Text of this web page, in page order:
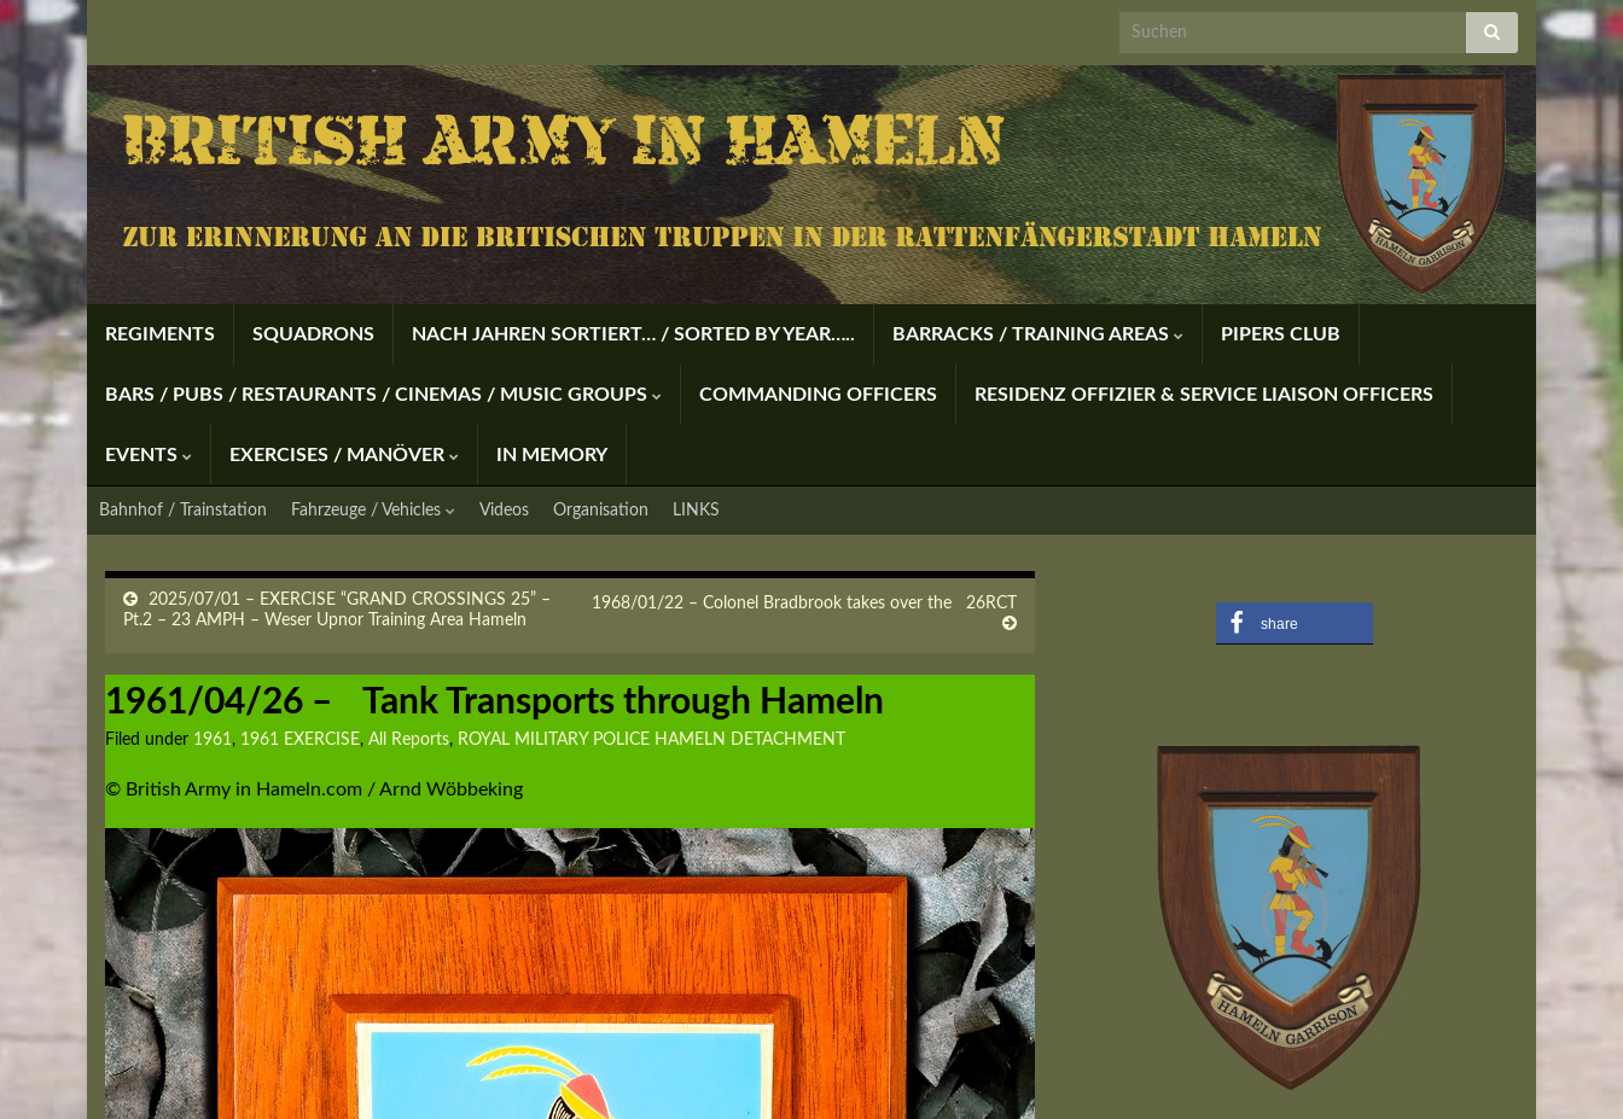
REGIMENTS SQUADRONS NACH JAHREN SORTIERT… / SORTED BY YEAR….. BARRACKS / TRAINING AREAS PIPERS CLUB
BARS / PUBS / RESTAURANTS / CINEMAS / MUSIC GROUPS COMMANDING OFFICERS RESIDENZ OFFIZIER & SERVICE LIAISON OFFICERS
EVENTS EXERCISES / MANÖVER IN MEMORY
Bahnhof / Trainstation Fahrzeuge / Vehicles Videos Organisation LINKS
2025/07/01 – EXERCISE “GRAND CROSSINGS 25” –
Pt.2 – 23 AMPH – Weser Upnor Training Area Hameln
1968/01/22 – Colonel Bradbrook takes over the 26RCT
1961/04/26 – Tank Transports through Hameln
Filed under 1961, 1961 EXERCISE, All Reports, ROYAL MILITARY POLICE HAMELN DETACHMENT
© British Army in Hameln.com / Arnd Wöbbeking
share